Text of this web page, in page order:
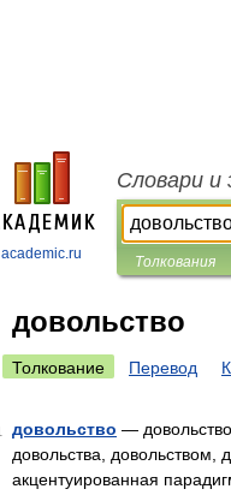
academic.ru
Словари и
Толкования
довольство
Толкование Перевод
довольство —
довольства, довольством,
акцентуированная